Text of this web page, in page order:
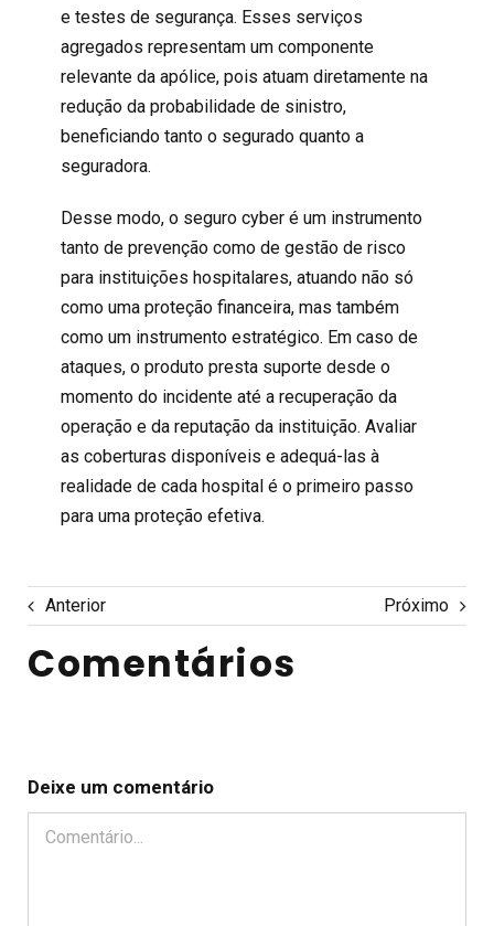
e testes de segurança. Esses serviços
agregados representam um componente
relevante da apólice, pois atuam diretamente na
redução da probabilidade de sinistro,
beneficiando tanto o segurado quanto a
seguradora.
Desse modo, o seguro cyberé um instrumento
tanto de prevenção como de gestão de risco
para instituições hospitalares, atuando não só
como uma proteção financeira, mas também
como um instrumento estratégico. Em caso de
ataques, o produto presta suporte desde o
momento do incidente até a recuperação da
operação e da reputação da instituição. Avaliar
as coberturas disponíveis e adequá-las à
realidade de cada hospital é o primeiro passo
para uma proteção efetiva.
Anterior Próximo
Comentários
Deixe um comentário
Comentário